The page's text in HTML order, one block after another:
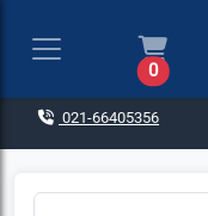
0
021-66405356